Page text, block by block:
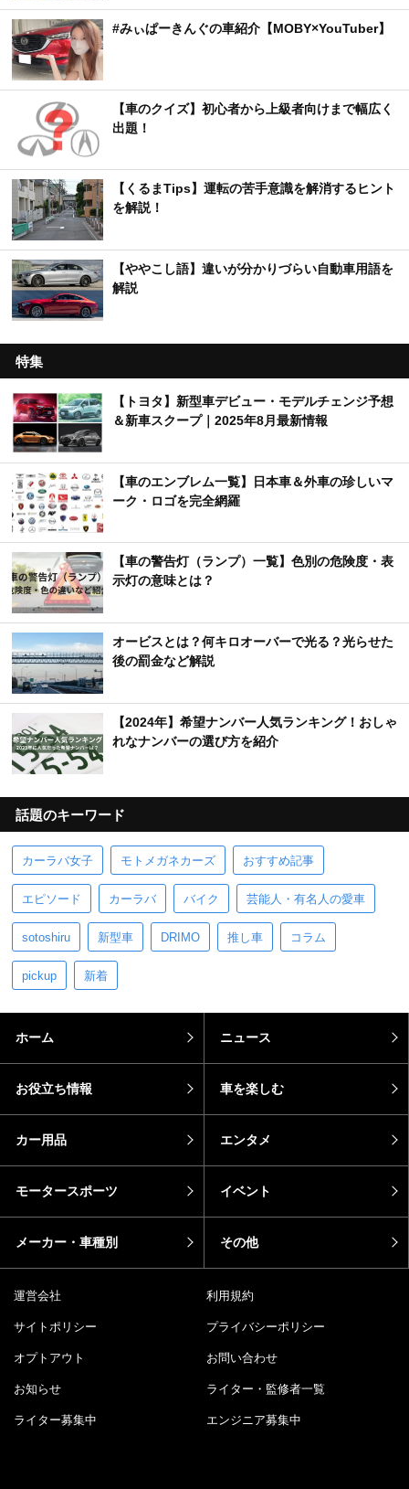
#みぃぱーきんぐの車紹介【MOBY×YouTuber】
【車のクイズ】初心者から上級者向けまで幅広く
出題！
【くるまTips】運転の苦手意識を解消するヒント
を解説！
【ややこし語】違いが分かりづらい自動車用語を
解説
特集
【トヨタ】新型車デビュー・モデルチェンジ予想
＆新車スクープ｜2025年8月最新情報
【車のエンブレム一覧】日本車＆外車の珍しいマ
ーク・ロゴを完全網羅
【車の警告灯（ランプ）一覧】色別の危険度・表
示灯の意味とは？
オービスとは？何キロオーバーで光る？光らせた
後の罰金など解説
【2024年】希望ナンバー人気ランキング！おしゃ
れなナンバーの選び方を紹介
話題のキーワード
カーラバ女子 モトメガネカーズ おすすめ記事
エピソード カーラバ バイク 芸能人・有名人の愛車
sotoshiru 新型車 DRIMO 推し車 コラム
pickup 新着
ホーム ニュース
お役立ち情報 車を楽しむ
カー用品 エンタメ
モータースポーツ イベント
メーカー・車種別 その他
運営会社 利用規約
サイトポリシー プライバシーポリシー
オプトアウト お問い合わせ
お知らせ ライター・監修者一覧
ライター募集中 エンジニア募集中